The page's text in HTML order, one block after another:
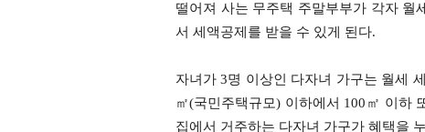
떨어져 사는 무주택 주말부부가 각자 월
서 세액공제를 받을 수 있게 된다.
자녀가 3명 이상인 다자녀 가구는 월세
㎡(국민주택규모) 이하에서 100㎡ 이하
집에서 거주하는 다자녀 가구가 혜택을